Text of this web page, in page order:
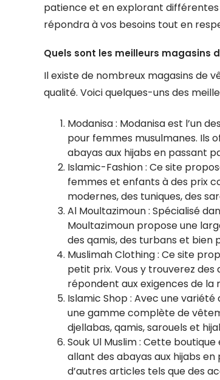
patience et en explorant différentes
répondra à vos besoins tout en
Quels sont les meilleurs magasins
Il existe de nombreux magasins de
qualité. Voici quelques-uns des
Modanisa : Modanisa est l’un
pour femmes musulmanes. Ils
abayas aux hijabs en passant
Islamic-Fashion : Ce site
femmes et enfants à des prix
modernes, des tuniques, des
Al Moultazimoun : Spécialisé
Moultazimoun propose une
des qamis, des turbans et bien
Muslimah Clothing : Ce site
petit prix. Vous y trouverez des
répondent aux exigences de la
Islamic Shop : Avec une
une gamme complète de
djellabas, qamis, sarouels et
Souk Ul Muslim : Cette
allant des abayas aux hijabs
d’autres articles tels que des